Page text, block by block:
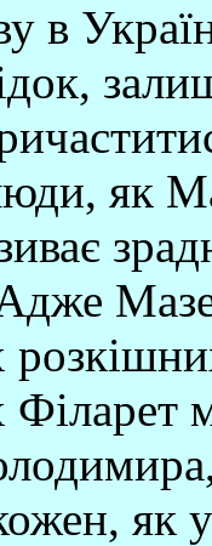
в
як
як